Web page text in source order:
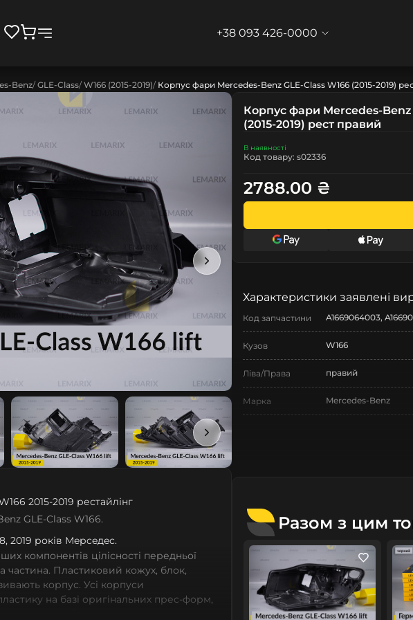
+38 093 426-0000
Benz GLE-Class W166 (2015-2019) Корпус фари Mercedes-Benz GLE-Class W166 (2015-2019)
2015-2019 рестайлінг
GLE-Class W166.
2019 років Мeрceдec.
компонентів цілісності передньої
частина. Пластиковий кожух, блок,
корпус. Усі корпуси
на базі оригінальних прес-форм,
Корпус фари Mercedes-Benz
(2015-2019) рест правий
В наявності
Код товару: s02336
2788.00 ₴
Характеристики заявлені
Код запчастини A1669064003,
Кузов W166
Ліва/Права правий
Марка Mercedes-Benz
Покоління
Рік випуску
Рестайлінг/
Дорестайлінг
рестайлінг
Нове
Разом з цим